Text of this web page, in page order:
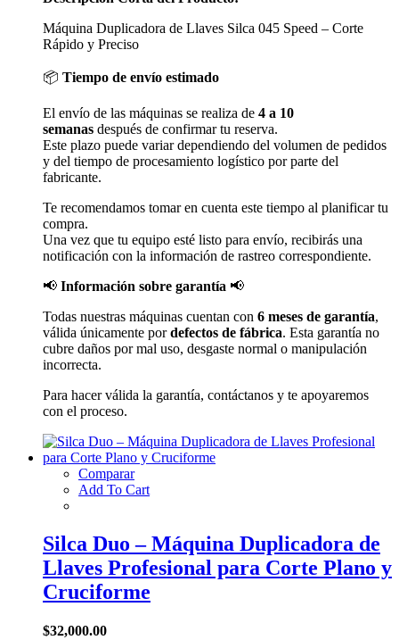
Máquina Duplicadora de Llaves Silca 045 Speed – Corte
Rápido y Preciso
📦 Tiempo de envío estimado
El envío de las máquinas se realiza de 4 a 10
semanas después de confirmar tu reserva.
Este plazo puede variar dependiendo del volumen de pedidos
y del tiempo de procesamiento logístico por parte del
fabricante.
Te recomendamos tomar en cuenta este tiempo al planificar tu
compra.
Una vez que tu equipo esté listo para envío, recibirás una
notificación con la información de rastreo correspondiente.
📢 Información sobre garantía 📢
Todas nuestras máquinas cuentan con 6 meses de garantía,
válida únicamente pordefectos de fábrica. Esta garantía no
cubre daños por mal uso, desgaste normal o manipulación
incorrecta.
Para hacer válida la garantía, contáctanos y te apoyaremos
con el proceso.
Comparar
Add To Cart
Silca Duo – Máquina Duplicadora de
Llaves Profesional para Corte Plano y
Cruciforme
$32,000.00